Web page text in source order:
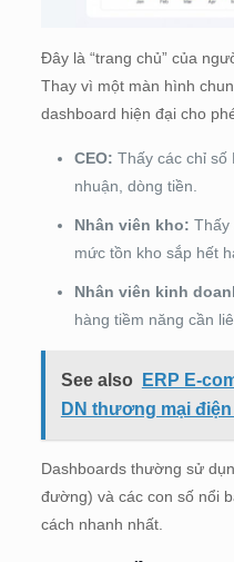
Đây là “trang chủ” của
Thay vì một màn hình
dashboard hiện đại cho
CEO: Thấy các chỉ số
nhuận, dòng tiền.
Nhân viên kho: Thấy
mức tồn kho sắp hết
Nhân viên kinh
hàng tiềm năng cần
See also
ERP E-
DN thương mại
Dashboards thường sử
đường) và các con số nổi
cách nhanh nhất.